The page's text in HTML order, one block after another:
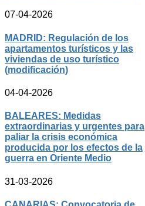
07-04-2026
MADRID: Regulación de los
apartamentos turísticos y las
viviendas de uso turístico
(modificación)
04-04-2026
BALEARES: Medidas
extraordinarias y urgentes para
paliar la crisis económica
producida por los efectos de la
guerra en Oriente Medio
31-03-2026